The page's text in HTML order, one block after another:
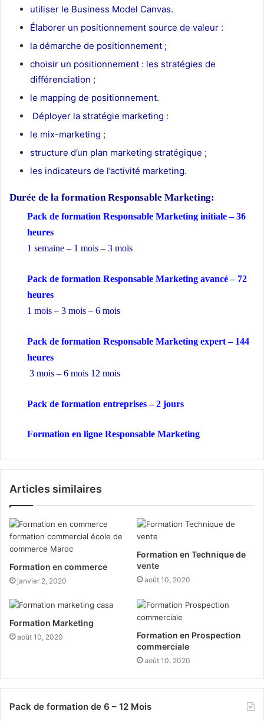
utiliser le Business Model Canvas.
Élaborer un positionnement source de valeur :
la démarche de positionnement ;
choisir un positionnement : les stratégies de
différenciation ;
le mapping de positionnement.
Déployer la stratégie marketing :
le mix-marketing ;
structure d’un plan marketing stratégique ;
les indicateurs de l’activité marketing.
Durée de la formation Responsable Marketing:
Pack de formation Responsable Marketing initiale – 36
heures
1 semaine – 1 mois – 3 mois
Pack de formation Responsable Marketing avancé – 72
heures
1 mois – 3 mois – 6 mois
Pack de formation Responsable Marketing expert – 144
heures
3 mois – 6 mois 12 mois
Pack de formation entreprises– 2 jours
Formation en ligne Responsable Marketing
Articles similaires
Formation en commerce
janvier 2, 2020
Formation en Technique de
vente
août 10, 2020
Formation Marketing
août 10, 2020
Formation en Prospection
commerciale
août 10, 2020
Pack de formation de 6 – 12 Mois